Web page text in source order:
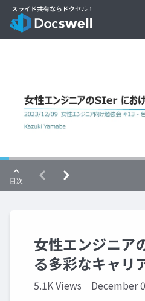
女性エンジニア
る多彩なキャリ
5.1K Views December